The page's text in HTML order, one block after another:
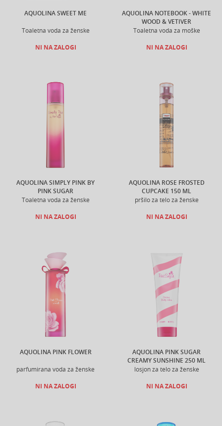
AQUOLINA SWEET ME
Toaletna voda za ženske
NI NA ZALOGI
AQUOLINA NOTEBOOK - WHITE
WOOD & VETIVER
Toaletna voda za moške
NI NA ZALOGI
AQUOLINA SIMPLY PINK BY
PINK SUGAR
Toaletna voda za ženske
NI NA ZALOGI
AQUOLINA ROSE FROSTED
CUPCAKE 150 ML
pršilo za telo za ženske
NI NA ZALOGI
AQUOLINA PINK FLOWER
parfumirana voda za ženske
NI NA ZALOGI
AQUOLINA PINK SUGAR
CREAMY SUNSHINE 250 ML
losjon za telo za ženske
NI NA ZALOGI